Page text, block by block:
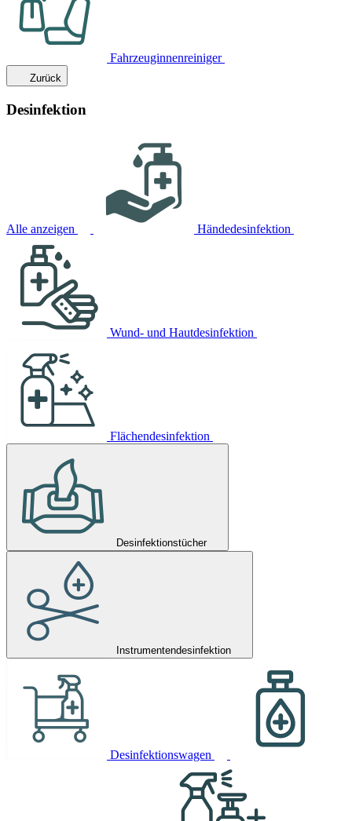
Fahrzeuginnenreiniger
Zurück
Desinfektion
Alle anzeigen Händedesinfektion
Wund- und Hautdesinfektion
Flächendesinfektion
Desinfektionstücher
Instrumentendesinfektion
Desinfektionswagen